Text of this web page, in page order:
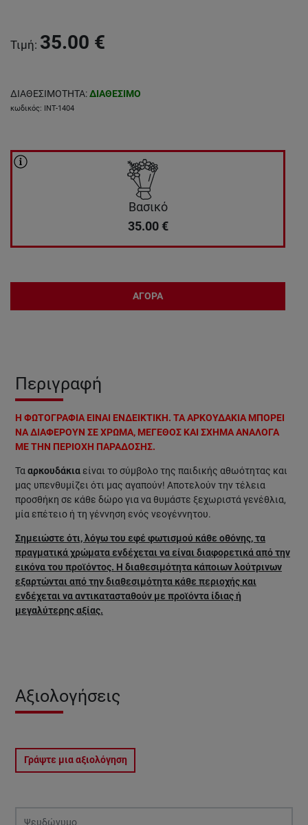
Τιμή: 35.00 €
ΔΙΑΘΕΣΙΜΟΤΗΤΑ:ΔΙΑΘΕΣΙΜΟ
κωδικός: INT-1404
Βασικό
35.00 €
ΑΓΟΡΑ
Περιγραφή
Η ΦΩΤΟΓΡΑΦΙΑ ΕΙΝΑΙ ΕΝΔΕΙΚΤΙΚΗ. ΤΑ ΑΡΚΟΥΔΑΚΙΑ ΜΠΟΡΕΙ
ΝΑ ΔΙΑΦΕΡΟΥΝ ΣΕ ΧΡΩΜΑ, ΜΕΓΕΘΟΣ ΚΑΙ ΣΧΗΜΑ ΑΝΑΛΟΓΑ
ΜΕ ΤΗΝ ΠΕΡΙΟΧΗ ΠΑΡΑΔΟΣΗΣ.
Τααρκουδάκια είναι το σύμβολο της παιδικής αθωότητας και
μας υπενθυμίζει ότι μας αγαπούν! Αποτελούν την τέλεια
προσθήκη σε κάθε δώρο για να θυμάστε ξεχωριστά γενέθλια,
μία επέτειο ή τη γέννηση ενός νεογέννητου.
Σημειώστε ότι, λόγω του εφέ φωτισμού κάθε οθόνης, τα
πραγματικά χρώματα ενδέχεται να είναι διαφορετικά από την
εικόνα του προϊόντος. Η διαθεσιμότητα κάποιων λούτρινων
εξαρτώνται από την διαθεσιμότητα κάθε περιοχής και
ενδέχεται να αντικατασταθούν με προϊόντα ίδιας ή
μεγαλύτερης αξίας.
Αξιολογήσεις
Γράψτε μια αξιολόγηση